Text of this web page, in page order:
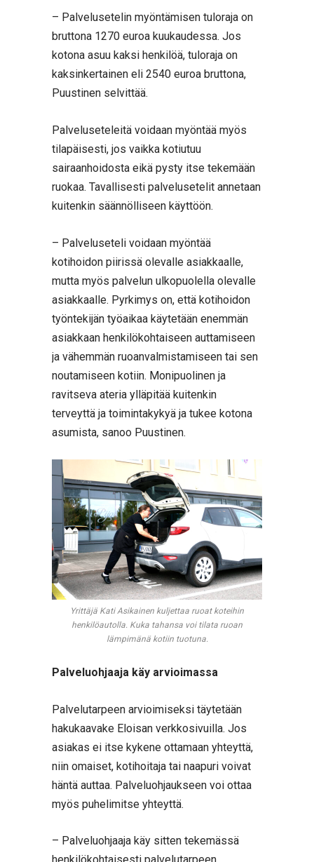
– Palvelusetelin myöntämisen tuloraja on
bruttona 1270 euroa kuukaudessa. Jos
kotona asuu kaksi henkilöä, tuloraja on
kaksinkertainen eli 2540 euroa bruttona,
Puustinen selvittää.
Palveluseteleitä voidaan myöntää myös
tilapäisesti, jos vaikka kotiutuu
sairaanhoidosta eikä pysty itse tekemään
ruokaa. Tavallisesti palvelusetelit annetaan
kuitenkin säännölliseen käyttöön.
– Palveluseteli voidaan myöntää
kotihoidon piirissä olevalle asiakkaalle,
mutta myös palvelun ulkopuolella olevalle
asiakkaalle. Pyrkimys on, että kotihoidon
työntekijän työaikaa käytetään enemmän
asiakkaan henkilökohtaiseen auttamiseen
ja vähemmän ruoanvalmistamiseen tai sen
noutamiseen kotiin. Monipuolinen ja
ravitseva ateria ylläpitää kuitenkin
terveyttä ja toimintakykyä ja tukee kotona
asumista, sanoo Puustinen.
Yrittäjä Kati Asikainen kuljettaa ruoat koteihin
henkilöautolla. Kuka tahansa voi tilata ruoan
lämpimänä kotiin tuotuna.
Palveluohjaaja käy arvioimassa
Palvelutarpeen arvioimiseksi täytetään
hakukaavake Eloisan verkkosivuilla. Jos
asiakas ei itse kykene ottamaan yhteyttä,
niin omaiset, kotihoitaja tai naapuri voivat
häntä auttaa. Palveluohjaukseen voi ottaa
myös puhelimitse yhteyttä.
– Palveluohjaaja käy sitten tekemässä